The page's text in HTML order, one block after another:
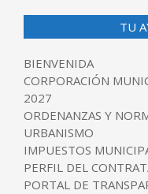
TU
BIENVENIDA
CORPORACIÓN
2027
ORDENANZAS Y
URBANISMO
IMPUESTOS
PERFIL DEL
PORTAL DE